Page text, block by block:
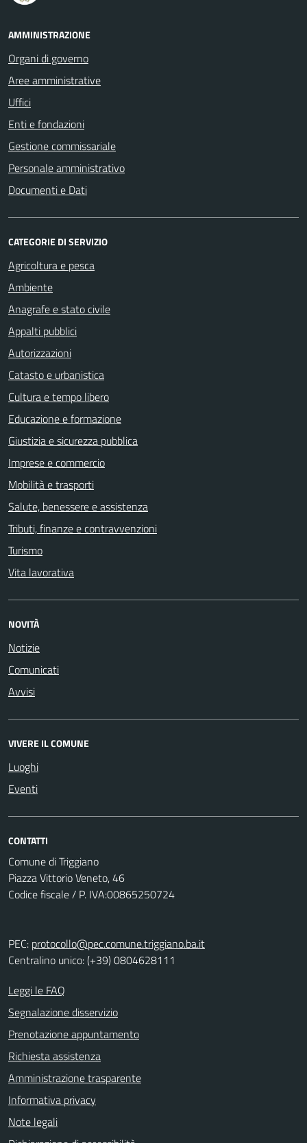
AMMINISTRAZIONE
Organi di governo
Aree amministrative
Uffici
Enti e fondazioni
Gestione commissariale
Personale amministrativo
Documenti e Dati
CATEGORIE DI SERVIZIO
Agricoltura e pesca
Ambiente
Anagrafe e stato civile
Appalti pubblici
Autorizzazioni
Catasto e urbanistica
Cultura e tempo libero
Educazione e formazione
Giustizia e sicurezza pubblica
Imprese e commercio
Mobilità e trasporti
Salute, benessere e assistenza
Tributi, finanze e contravvenzioni
Turismo
Vita lavorativa
NOVITÀ
Notizie
Comunicati
Avvisi
VIVERE IL COMUNE
Luoghi
Eventi
CONTATTI
Comune di Triggiano
Piazza Vittorio Veneto, 46
Codice fiscale / P. IVA:00865250724
PEC: protocollo@pec.comune.triggiano.ba.it
Centralino unico: (+39) 0804628111
Leggi le FAQ
Segnalazione disservizio
Prenotazione appuntamento
Richiesta assistenza
Amministrazione trasparente
Informativa privacy
Note legali